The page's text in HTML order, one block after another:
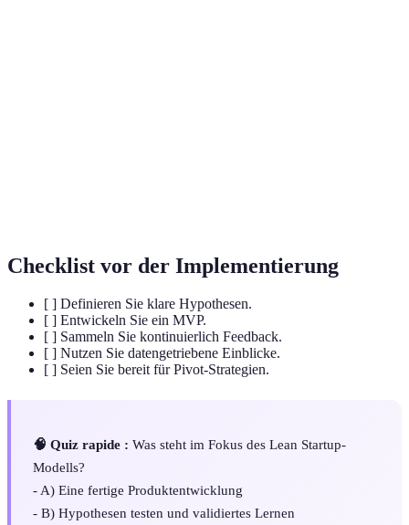
Checklist vor der Implementierung
[ ] Definieren Sie klare Hypothesen.
[ ] Entwickeln Sie ein MVP.
[ ] Sammeln Sie kontinuierlich Feedback.
[ ] Nutzen Sie datengetriebene Einblicke.
[ ] Seien Sie bereit für Pivot-Strategien.
🧠 Quiz rapide : Was steht im Fokus des Lean Startup-
Modells?
- A) Eine fertige Produktentwicklung
- B) Hypothesen testen und validiertes Lernen